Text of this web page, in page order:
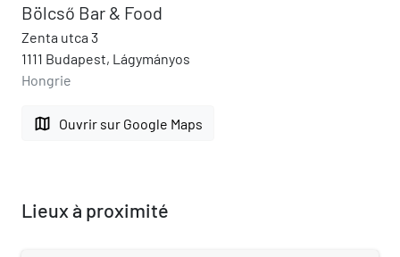
Bölcső Bar & Food
Zenta utca 3
1111 Budapest, Lágymányos
Hongrie
map Ouvrir sur Google Maps
Lieux à proximité